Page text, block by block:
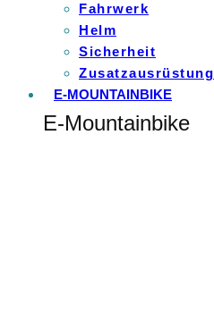
Fahrwerk
Helm
Sicherheit
Zusatzausrüstung
E-MOUNTAINBIKE
E-Mountainbike